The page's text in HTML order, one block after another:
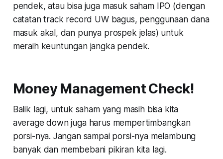
pendek, atau bisa juga masuk saham IPO (dengan
catatan track record UW bagus, penggunaan dana
masuk akal, dan punya prospek jelas) untuk
meraih keuntungan jangka pendek.
Money Management Check!
Balik lagi, untuk saham yang masih bisa kita
average down juga harus mempertimbangkan
porsi-nya. Jangan sampai porsi-nya melambung
banyak dan membebani pikiran kita lagi.